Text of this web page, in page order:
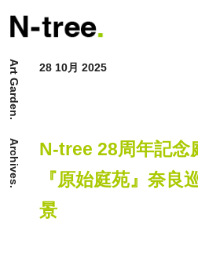
Art Garden.
Archives.
28 10月 2025
N-tree 28周年記念
『原始庭苑』奈良
景